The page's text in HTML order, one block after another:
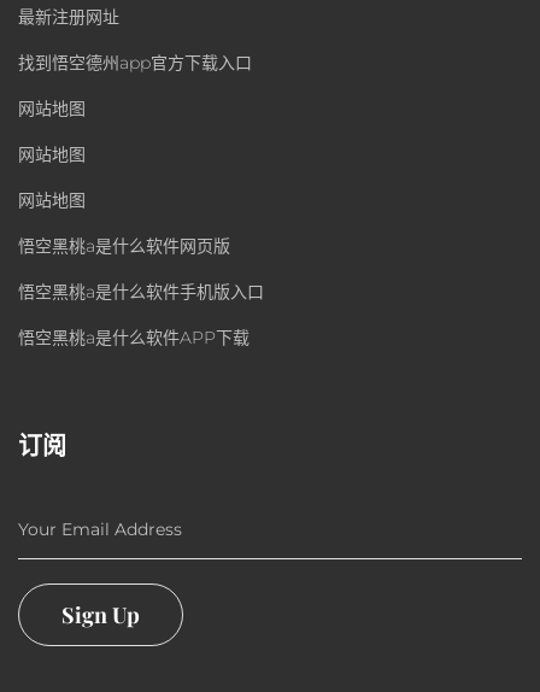
最新注册网址
找到悟空德州app官方下载入口
网站地图
网站地图
网站地图
悟空黑桃a是什么软件网页版
悟空黑桃a是什么软件手机版入口
悟空黑桃a是什么软件APP下载
订阅
Your Email Address
Sign Up